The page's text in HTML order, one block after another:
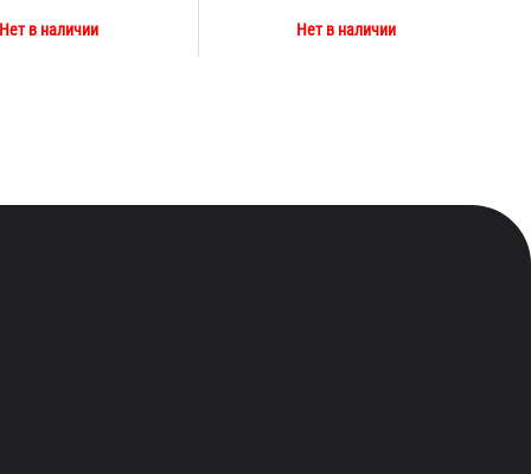
Нет в наличии Нет в наличии